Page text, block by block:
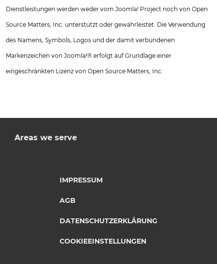
Dienstleistungen werden weder vom Joomla! Project noch von Open
Source Matters, Inc. unterstützt oder gewährleistet. Die Verwendung
des Namens, Symbols, Logos und der damit verbundenen
Markenzeichen von Joomla!® erfolgt auf Grundlage einer
eingeschränkten Lizenz von Open Source Matters, Inc.
IMPRESSUM
AGB
DATENSCHUTZERKLÄRUNG
COOKIEEINSTELLUNGEN
Areas we serve